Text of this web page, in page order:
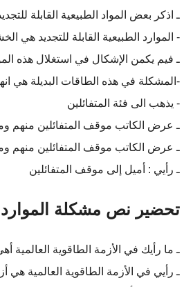
ـ اذكر بعض المواد الطبيعية القابلة
- الموارد الطبيعية القابلة للتجديد هي
ـ فيم يكمن الإشكال في استغلال هذه
-المشكلة في هذه الطاقات البديلة هي
- يذهب الى فئة المتفائلين
ـ عرض الكاتب موقف المتفائلين منهم
ـ عرض الكاتب موقف المتفائلين منهم
ـ رأيي : أميل إلى موقف المتفائلين
تحضير نص مشكلة
ـ ما رأيك في الأزمة الطاقوية العالمية
ـ رأيي في الأزمة الطاقوية العالمية هي